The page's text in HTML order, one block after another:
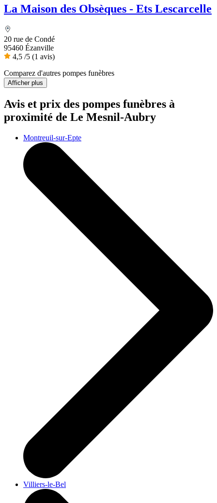
La Maison des Obsèques - Ets Lescarcelle
20 rue de Condé
95460 Ézanville
4,5 /5 (1 avis)
Comparez d'autres pompes funèbres
Afficher plus
Avis et prix des pompes funèbres à
proximité de Le Mesnil-Aubry
Montreuil-sur-Epte
Villiers-le-Bel